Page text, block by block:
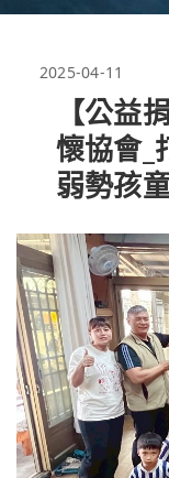
2025-04-11
【公益
懷協會_
弱勢孩